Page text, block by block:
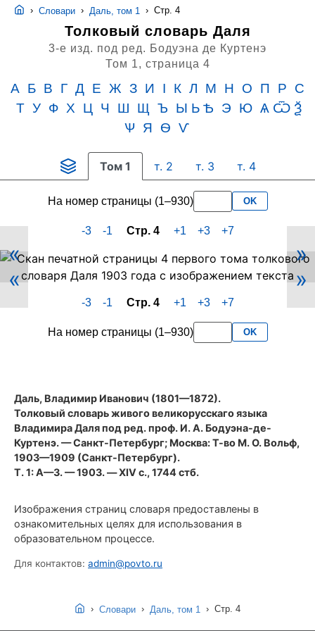
› Словари › Даль, том 1 › Стр. 4
Толковый словарь Даля
3-е изд. под ред. Бодуэна де Куртенэ
Том 1, страница 4
А Б В Г Д Е Ж З И I К Л М Н О П Р
С
Т У Ф Х Ц Ч Ш Щ Ъ Ы Ь Ѣ Э Ю Ѧ Ѿ Ѯ
Ѱ
Я Ѳ Ѵ
Том 1 т. 2 т. 3 т. 4
На номер страницы (1–930) OK
-3 -1 Стр. 4 +1 +3 +7
Скан
PDF-
страницы
4
год)
«
»
«
»
-3 -1 Стр. 4 +1 +3 +7
На номер страницы (1–930) OK
Даль, Владимир Иванович (1801—1872).
Толковый словарь живого великорусскаго языка
Владимира Даля под ред. проф. И. А. Бодуэна-де-
Куртенэ. — Санкт-Петербург; Москва: Т-во М. О. Вольф,
1903—1909 (Санкт-Петербург).
Т. 1: А—З. — 1903. — XIV с., 1744 стб.
Изображения страниц словаря предоставлены в
ознакомительных целях для использования в
образовательном процессе.
Для контактов: admin@povto.ru
› Словари › Даль, том 1 › Стр. 4